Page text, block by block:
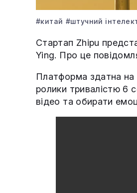
#китай #штучний
Стартап Zhipu
Ying. Про це
Платформа здатна на
ролики тривалістю 6
відео та обирати